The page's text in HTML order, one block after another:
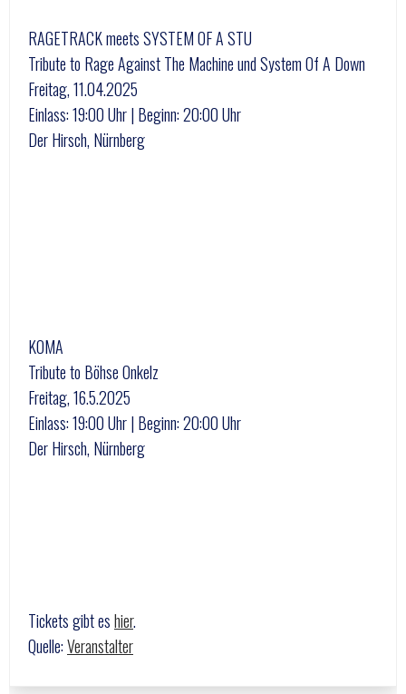
RAGETRACK meets SYSTEM OF A STU
Tribute to Rage Against The Machine und System Of A Down
Freitag, 11.04.2025
Einlass: 19:00 Uhr | Beginn: 20:00 Uhr
Der Hirsch, Nürnberg
KOMA
Tribute to Böhse Onkelz
Freitag, 16.5.2025
Einlass: 19:00 Uhr | Beginn: 20:00 Uhr
Der Hirsch, Nürnberg
Tickets gibt eshier.
Quelle:Veranstalter